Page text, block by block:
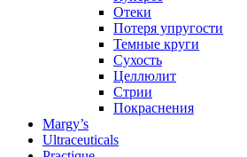
Отеки
Потеря упругости
Темные круги
Сухость
Целлюлит
Стрии
Покраснения
Margy’s
Ultraceuticals